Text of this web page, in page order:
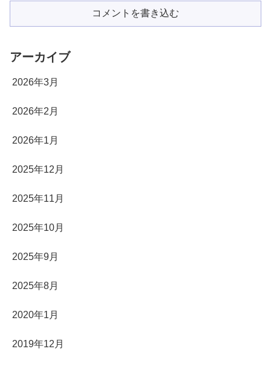
コメントを書き込む
アーカイブ
2026年3月
2026年2月
2026年1月
2025年12月
2025年11月
2025年10月
2025年9月
2025年8月
2020年1月
2019年12月